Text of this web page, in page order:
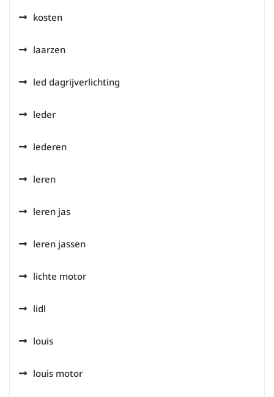
kosten
laarzen
led dagrijverlichting
leder
lederen
leren
leren jas
leren jassen
lichte motor
lidl
louis
louis motor